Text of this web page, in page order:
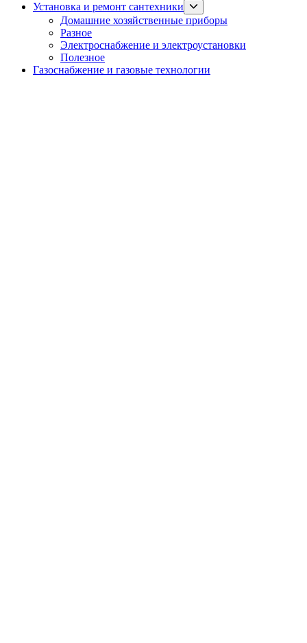
Установка и ремонт сантехники
sub
menu
Домашние хозяйственные приборы
Разное
Электроснабжение и электроустановки
Полезное
Газоснабжение и газовые технологии